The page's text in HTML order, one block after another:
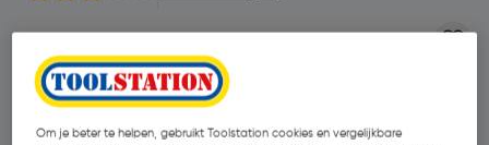
Om je beter te helpen, gebruikt Toolstation cookies en vergelijkbare